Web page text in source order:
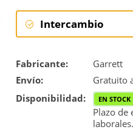
Intercambio
Reconstrucción
Fabricante:
Garrett
Envío:
Gratuito
Disponibilidad: EN STOCK
Plazo de
laborales.